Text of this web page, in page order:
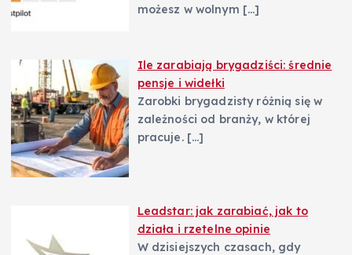
możesz w wolnym […]
Ile zarabiają brygadziści: średnie
pensje i widełki
Zarobki brygadzisty różnią się w
zależności od branży, w której
pracuje. […]
Leadstar: jak zarabiać, jak to
działa i rzetelne opinie
W dzisiejszych czasach, gdy